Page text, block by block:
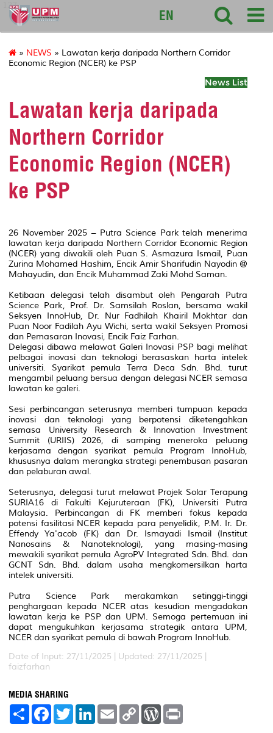
127
EN
» NEWS » Lawatan kerja daripada Northern Corridor
Economic Region (NCER) ke PSP
News List
Lawatan kerja daripada
Northern Corridor
Economic Region (NCER)
ke PSP
26 November 2025 – Putra Science Park telah menerima
lawatan kerja daripada Northern Corridor Economic Region
(NCER) yang diwakili oleh Puan S. Asmazura Ismail, Puan
Zurina Mohamed Hashim, Encik Amir Sharifudin Nayodin @
Mahayudin, dan Encik Muhammad Zaki Mohd Saman.
Ketibaan delegasi telah disambut oleh Pengarah Putra
Science Park, Prof. Dr. Samsilah Roslan, bersama wakil
Seksyen InnoHub, Dr. Nur Fadhilah Khairil Mokhtar dan
Puan Noor Fadilah Ayu Wichi, serta wakil Seksyen Promosi
dan Pemasaran Inovasi, Encik Faiz Farhan.
Delegasi dibawa melawat Galeri Inovasi PSP bagi melihat
pelbagai inovasi dan teknologi berasaskan harta intelek
universiti. Syarikat pemula Terra Deca Sdn. Bhd. turut
mengambil peluang bersua dengan delegasi NCER semasa
lawatan ke galeri.
Sesi perbincangan seterusnya memberi tumpuan kepada
inovasi dan teknologi yang berpotensi diketengahkan
semasa University Research & Innovation Investment
Summit (URIIS) 2026, di samping meneroka peluang
kerjasama dengan syarikat pemula Program InnoHub,
khususnya dalam merangka strategi penembusan pasaran
dan pelaburan awal.
Seterusnya, delegasi turut melawat Projek Solar Terapung
SURIA16 di Fakulti Kejuruteraan (FK), Universiti Putra
Malaysia. Perbincangan di FK memberi fokus kepada
potensi fasilitasi NCER kepada para penyelidik, P.M. Ir. Dr.
Effendy Ya'acob (FK) dan Dr. Ismayadi Ismail (Institut
Nanosains & Nanoteknologi), yang masing-masing
mewakili syarikat pemula AgroPV Integrated Sdn. Bhd. dan
GCNT Sdn. Bhd. dalam usaha mengkomersilkan harta
intelek universiti.
Putra Science Park merakamkan setinggi-tinggi
penghargaan kepada NCER atas kesudian mengadakan
lawatan kerja ke PSP dan UPM. Semoga pertemuan ini
dapat mengukuhkan kerjasama strategik antara UPM,
NCER dan syarikat pemula di bawah Program InnoHub.
Date of Input: 27/11/2025 | Updated: 27/11/2025 |
faizfarhan
MEDIA SHARING
S
F
a
T
w
L
E
m
C
W